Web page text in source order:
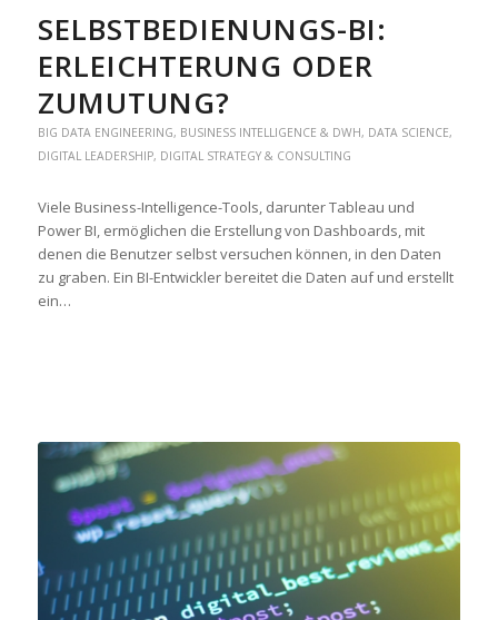
SELBSTBEDIENUNGS-BI:
ERLEICHTERUNG ODER
ZUMUTUNG?
BIG DATA ENGINEERING, BUSINESS INTELLIGENCE & DWH, DATA SCIENCE,
DIGITAL LEADERSHIP, DIGITAL STRATEGY & CONSULTING
Viele Business-Intelligence-Tools, darunter Tableau und
Power BI, ermöglichen die Erstellung von Dashboards, mit
denen die Benutzer selbst versuchen können, in den Daten
zu graben. Ein BI-Entwickler bereitet die Daten auf und erstellt
ein…